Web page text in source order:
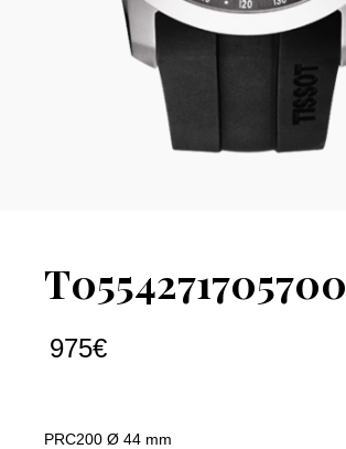
T0554271705700
975€
PRC200 Ø 44 mm